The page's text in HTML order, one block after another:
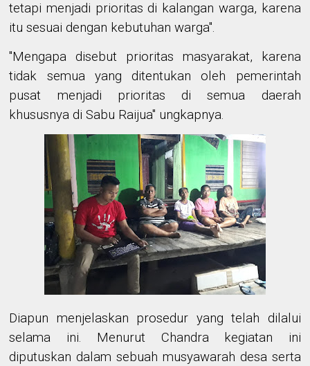
tetapi menjadi prioritas di kalangan warga, karena
itu sesuai dengan kebutuhan warga".
"Mengapa disebut prioritas masyarakat, karena
tidak semua yang ditentukan oleh pemerintah
pusat menjadi prioritas di semua daerah
khususnya di Sabu Raijua" ungkapnya.
Diapun menjelaskan prosedur yang telah dilalui
selama ini. Menurut Chandra kegiatan ini
diputuskan dalam sebuah musyawarah desa serta